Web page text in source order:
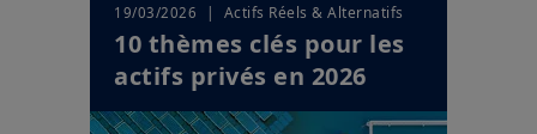
19/03/2026 | Actifs Réels & Alternatifs
10 thèmes clés pour les
actifs privés en 2026